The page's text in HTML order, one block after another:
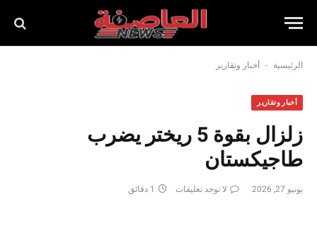
الرئيسية - أخبار وتقارير
أخبار وتقارير
زلزال بقوة 5 ريختر يضرب
طاجيكستان
يونيو 27, 2026 لا توجد تعليقات 1 دقائق